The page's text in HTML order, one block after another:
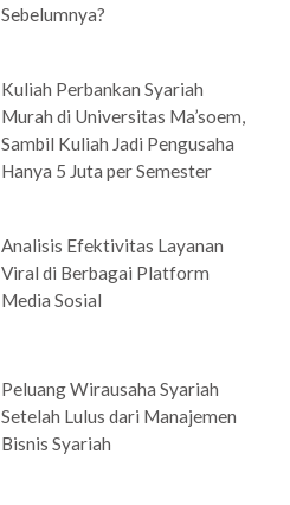
Sebelumnya?
Kuliah Perbankan Syariah
Murah di Universitas Ma’soem,
Sambil Kuliah Jadi Pengusaha
Hanya 5 Juta per Semester
Analisis Efektivitas Layanan
Viral di Berbagai Platform
Media Sosial
Peluang Wirausaha Syariah
Setelah Lulus dari Manajemen
Bisnis Syariah